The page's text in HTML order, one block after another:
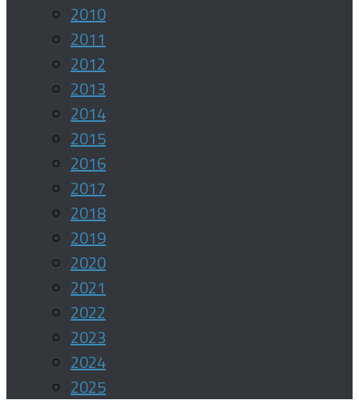
2010
2011
2012
2013
2014
2015
2016
2017
2018
2019
2020
2021
2022
2023
2024
2025